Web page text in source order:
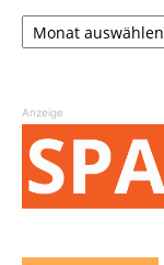
Archiv
Anzeige